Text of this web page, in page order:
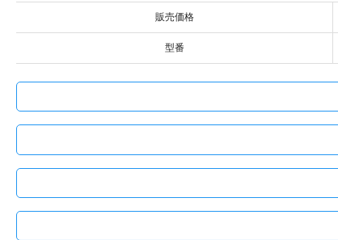
販売価格
型番